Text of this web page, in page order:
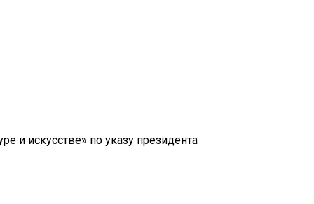
и искусстве» по указу президента